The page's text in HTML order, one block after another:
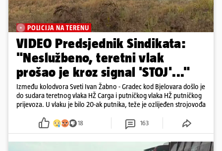
POLICIJA NA TERENU
VIDEO Predsjednik Sindikata:
"Neslužbeno, teretni vlak
prošao je kroz signal 'STOJ'..."
Između kolodvora Sveti Ivan Žabno - Gradec kod Bjelovara došlo je
do sudara teretnog vlaka HŽ Carga i putničkog vlaka HŽ putničkog
prijevoza. U vlaku je bilo 20-ak putnika, teže je ozlijeđen strojovođa
18 163